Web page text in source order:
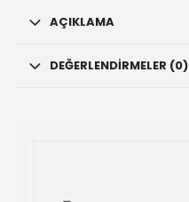
Brülörü
AÇIKLAMA
DEĞERLENDIRMELER (0)